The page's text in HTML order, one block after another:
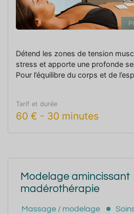
Détend les zones de tension
stress et apporte une profonde
Pour l’équilibre du corps et de
Tarif et durée
60 € - 30 minutes
Modelage amincissant
madérothérapie
Massage / modelage